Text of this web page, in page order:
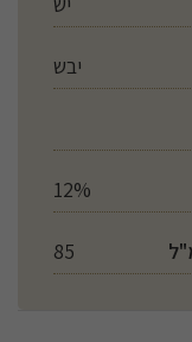
יבש
12%
85